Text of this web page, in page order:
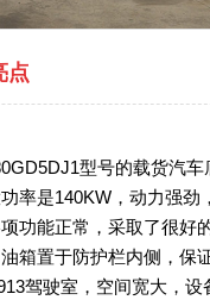
点
型号的载货汽
率是140KW，动力强
功能正常，采取了很好
箱置于防护栏内侧，保
驾驶室，空间宽大，